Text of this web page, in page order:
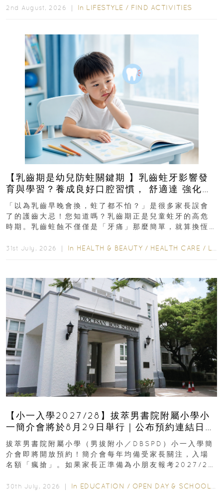
2nd August, 2026 ｜ In LIFESTYLE / FIND ACTIVITIES
【乳齒期是幼兒防蛀關鍵期 】乳齒蛀牙影響發
育與學習？養成良好口腔習慣， 舒適達 強化琺
瑯質 兒童牙膏防護指南
「以為乳齒早晚會換，蛀了都不怕？」是很多家長誤會
了的護齒大忌！您知道嗎？乳齒期正是兒童蛀牙的高危
時期。乳齒蛀蝕不僅僅是「牙痛」那麼簡單，就算換恆
31st July, 2026 ｜ In HEALTH & BEAUTY / HEALTH CARE / LIFESTYLE
【小一入學2027/28】拔萃男書院附屬小學小
一簡介會將於8月29日舉行｜公布預約連結日期
｜更設有網上重溫
拔萃男書院附屬小學（男拔附小／DBSPD）小一入學簡
介會即將開放預約！簡介會每年均備受家長關注，入場
名額「瘋搶」。如果家長正準備為小朋友報考2027/28
30th July, 2026 ｜ In EDUCATION / OPEN DAY & SCHOOL EVENTS